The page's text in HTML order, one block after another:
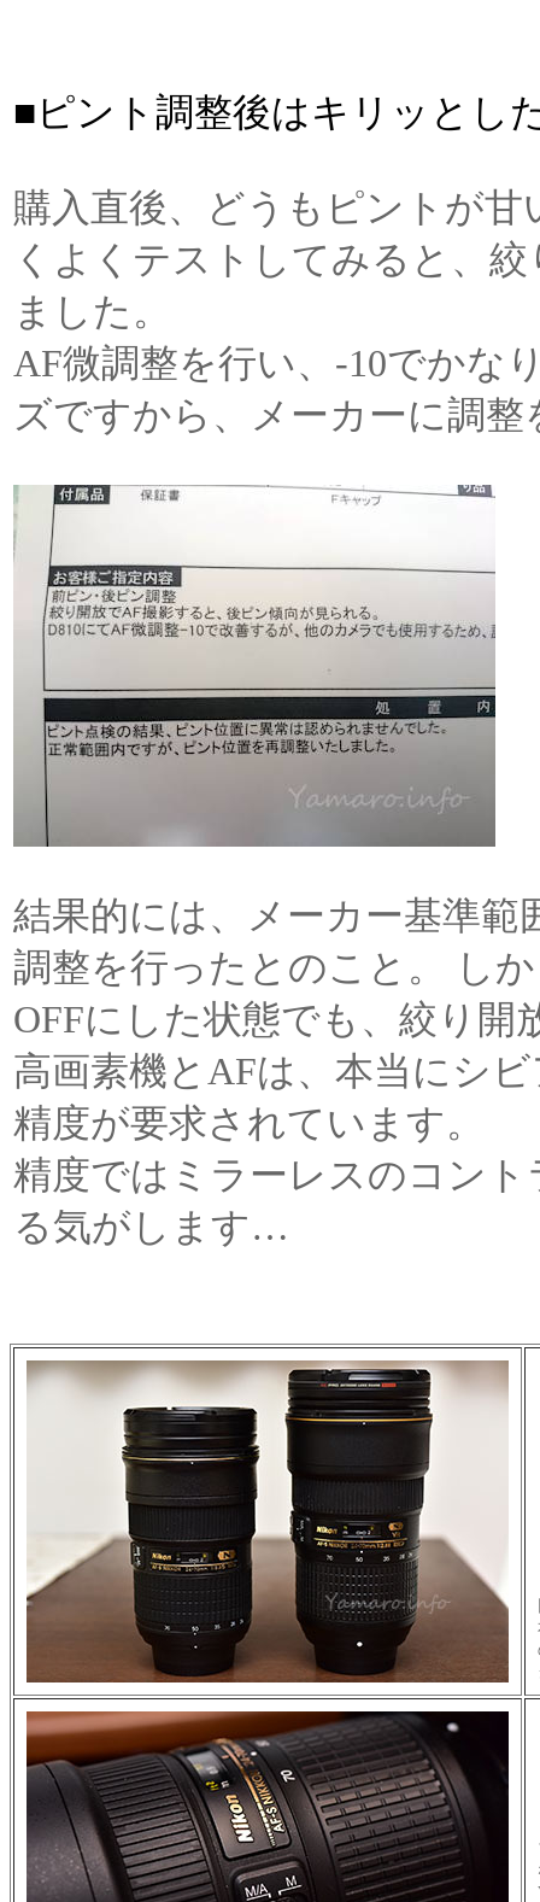
■ピント調整後はキリッとし
購入直後、どうもピントが
くよくテストしてみると、
ました。
AF微調整を行い、-10でかな
ズですから、メーカーに調
結果的には、メーカー基準
調整を行ったとのこと。 し
OFFにした状態でも、絞り
高画素機とAFは、本当にシ
精度が要求されています。
精度ではミラーレスのコン
る気がします…